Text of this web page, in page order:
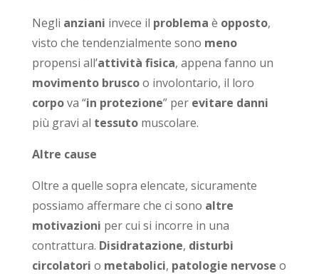
Negli anziani invece il problema è opposto,
visto che tendenzialmente sono meno
propensi all’attività fisica, appena fanno un
movimento bruscoo involontario, il loro
corpova “in protezione” per evitare danni
più gravi al tessuto muscolare.
Altre cause
Oltre a quelle sopra elencate, sicuramente
possiamo affermare che ci sono altre
motivazioni per cui si incorre in una
contrattura. Disidratazione, disturbi
circolatori o metabolici, patologie nervose o